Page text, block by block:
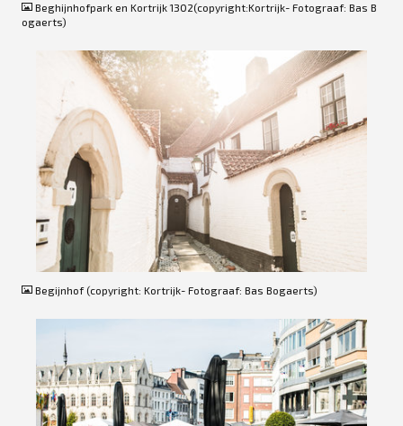
Beghijnhofpark en Kortrijk 1302(copyright:Kortrijk- Fotograaf: Bas B
ogaerts)
Begijnhof (copyright: Kortrijk- Fotograaf: Bas Bogaerts)